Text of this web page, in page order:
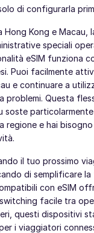
di configurarla
Hong Kong e Macau,
speciali
eSIM funziona
Puoi facilmente
e continuare a
problemi. Questa
soste
regione e hai
il tuo prossimo
di semplificare la
con eSIM
facile tra
questi dispositivi
i viaggiatori